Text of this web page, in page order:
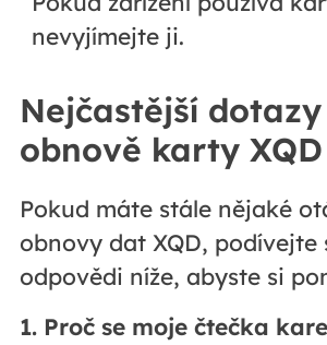
nevyjímejte ji.
Nejčastější
obnově karty XQD
Pokud máte stále nějaké
obnovy dat XQD, podívejte
odpovědi níže, abyste si
1. Proč se moje čtečka